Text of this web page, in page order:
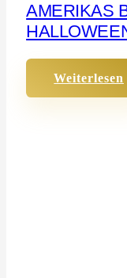
AMERIKAS
Weiterlesen